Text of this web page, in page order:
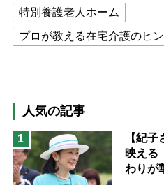
特別養護老人ホーム
プロが教える在宅介護のヒン
猫が母になつきません
息子の遠距離介護サバイバ
兄がボケました
便利なサ
予防法
人気の記事
1
【紀
映える
わりが